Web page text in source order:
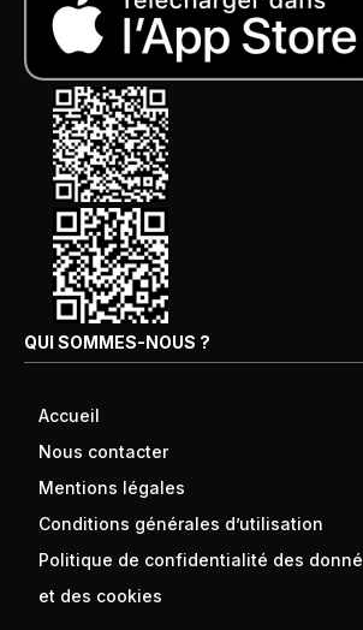
QUI SOMMES-NOUS ?
Accueil
Nous contacter
Mentions légales
Conditions générales d’utilisation
Politique de confidentialité des
et des cookies